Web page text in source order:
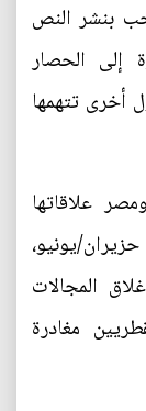
بنشر النص
إلى الحصار
أخرى تتهمها
علاقاتها
يونيو،
المجالات
مغادرة